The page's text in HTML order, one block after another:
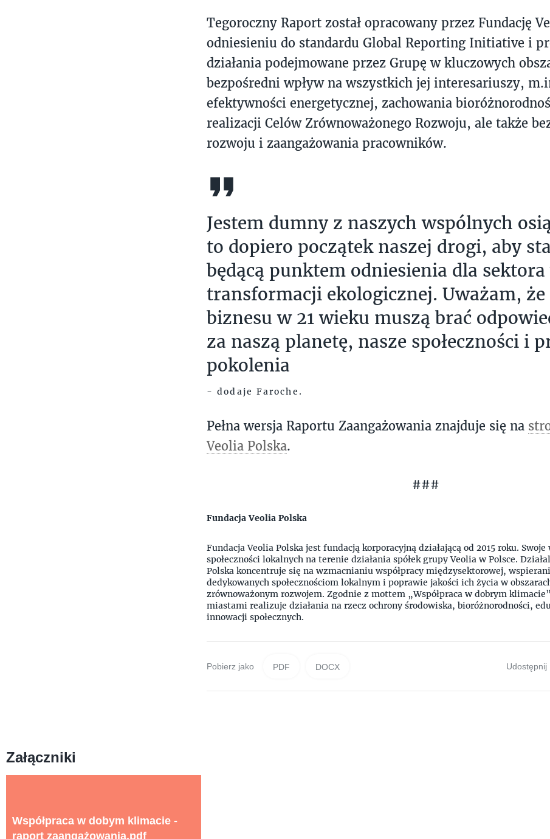
Tegoroczny Raport został opracowany przez Fundację
odniesieniu do standardu Global Reporting Initiative i
działania podejmowane przez Grupę w kluczowych
bezpośredni wpływ na wszystkich jej interesariuszy,
efektywności energetycznej, zachowania
realizacji Celów Zrównoważonego Rozwoju, ale także
rozwoju i zaangażowania pracowników.
Jestem dumny z naszych wspólnych
to dopiero początek naszej drogi, aby
będącą punktem odniesienia dla
transformacji ekologicznej. Uważam,
biznesu w 21 wieku muszą brać
za naszą planetę, nasze społeczności i
pokolenia
- dodaje Faroche.
Pełna wersja Raportu Zaangażowania znajduje się na
Veolia Polska.
###
Fundacja Veolia Polska
Fundacja Veolia Polska jest fundacją korporacyjną działającą od 2015 roku.
społeczności lokalnych na terenie działania spółek grupy Veolia w Polsce.
Polska koncentruje się na wzmacnianiu współpracy międzysektorowej,
dedykowanych społecznościom lokalnym i poprawie jakości ich życia w
zrównoważonym rozwojem. Zgodnie z mottem „Współpraca w dobrym
miastami realizuje działania na rzecz ochrony środowiska, bioróżnorodności,
innowacji społecznych.
Pobierz jako PDF DOCX Udostępnij
Załączniki
Współpraca w dobym klimacie -
raport zaangażowania.pdf